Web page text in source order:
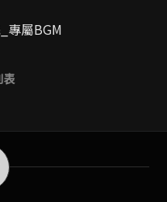
專屬BGM
表